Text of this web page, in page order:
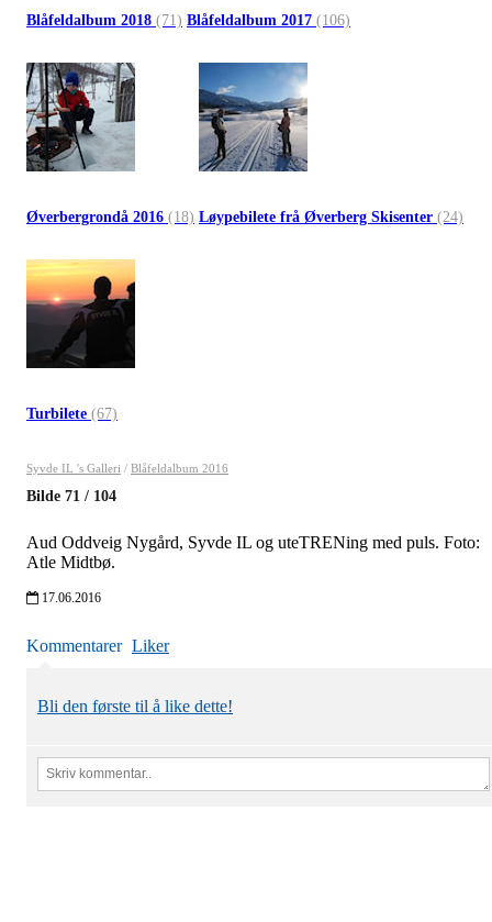
Blåfeldalbum 2018 (71) Blåfeldalbum 2017 (106)
Øverbergrondå 2016 (18) Løypebilete frå Øverberg Skisenter (24)
Turbilete (67)
Syvde IL 's Galleri / Blåfeldalbum 2016
Bilde 71 / 104
Aud Oddveig Nygård, Syvde IL og uteTRENing med puls. Foto:
Atle Midtbø.
17.06.2016
Kommentarer Liker
Bli den første til å like dette!